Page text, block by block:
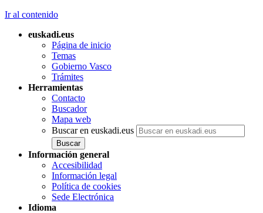
Ir al contenido
euskadi.eus
Página de inicio
Temas
Gobierno Vasco
Trámites
Herramientas
Contacto
Buscador
Mapa web
Buscar en euskadi.eus
Información general
Accesibilidad
Información legal
Política de cookies
Sede Electrónica
Idioma